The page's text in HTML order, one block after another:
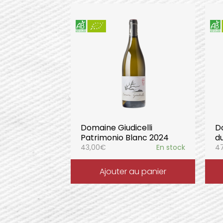
Domaine Giudicelli
Patrimonio Blanc 2024
43,00€ En stock
Ajouter au panier